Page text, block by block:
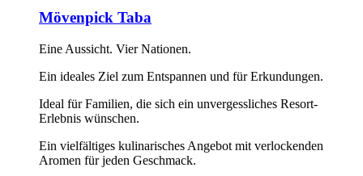
Mövenpick Taba
Eine Aussicht. Vier Nationen.
Ein ideales Ziel zum Entspannen und für Erkundungen.
Ideal für Familien, die sich ein unvergessliches Resort-
Erlebnis wünschen.
Ein vielfältiges kulinarisches Angebot mit verlockenden
Aromen für jeden Geschmack.